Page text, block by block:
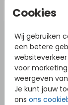
Cookies
Wij gebruiken
een betere
voor
weergeven
Je kunt jouw
ons ons
DIT VIND JE